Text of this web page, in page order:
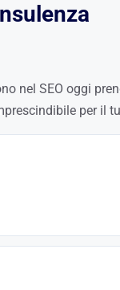
nel SEO oggi
per il
diversi anni. Il costo di